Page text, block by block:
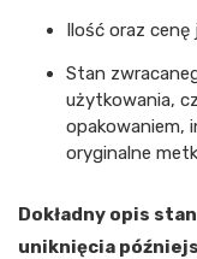
Ilość oraz
Stan
użytkowania,
opakowaniem,
oryginalne
Dokładny opis
uniknięcia